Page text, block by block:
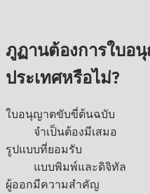
ภูฏานต้องการใบอ
ประเทศหรือไม่?
ใบอนุญาตขับขี่ต้นฉบับ
จำเป็นต้องมีเสมอ
รูปแบบที่ยอมรับ
แบบพิมพ์และดิจิทัล
ผู้ออกมีความสำคัญ